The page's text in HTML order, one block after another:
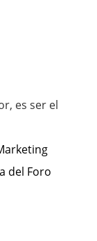
es ser el
del Foro